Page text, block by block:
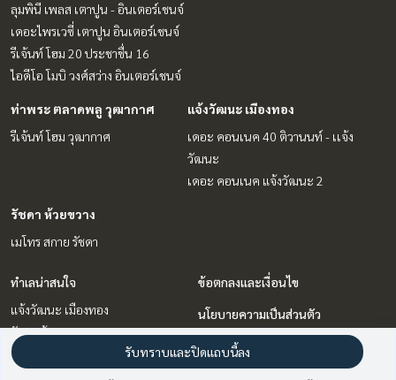
ลุมพินี เพลส เตาปูน - อินเตอร์เชนจ์
เดอะไพรเวซี่ เตาปูน อินเตอร์เชนจ์
รีเจ้นท์ โฮม 20 ประชาชื่น 16
ไอดีโอ โมบิ วงศ์สว่าง อินเตอร์เชนจ์
ท่าพระ ตลาดพลู วุฒากาศ
รีเจ้นท์ โฮม วุฒากาศ
แจ้งวัฒนะ เมืองทอง
เดอะ คอนเนค 40 ติวานนท์ - เเจ้ง
วัฒนะ
เดอะ คอนเนค แจ้งวัฒนะ 2
รัชดา ห้วยขวาง
เมโทร สกาย รัชดา
ทำเลน่าสนใจ
แจ้งวัฒนะ เมืองทอง
รัชดา ห้วยขวาง
ท่าพระ ตลาดพลู วุฒากาศ
บางซื่อ วงศ์สว่าง เตาปูน
ข้อตกลงและเงื่อนไข
นโยบายความเป็นส่วนตัว
เกี่ยวกับเรา
รับทราบและปิดแถบนี้ลง